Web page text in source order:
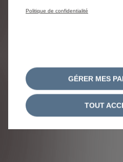
Politique de confidentialité
GÉRER MES
TOUT